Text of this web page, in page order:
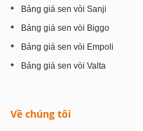
Bảng giá sen vòi Sanji
Bảng giá sen vòi Biggo
Bảng giá sen vòi Empoli
Bảng giá sen vòi Valta
Về chúng tôi